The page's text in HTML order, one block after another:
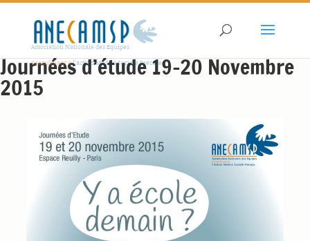
Association Nationale des Equipes
Contribuant àl'action Médico Sociale Précoce
Journées d’étude 19-20 Novembre
2015